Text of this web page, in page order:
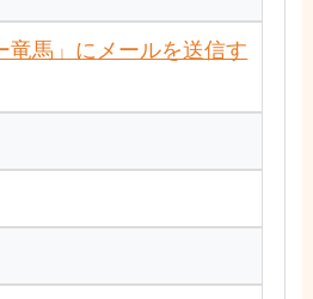
竜馬」にメールを送信す